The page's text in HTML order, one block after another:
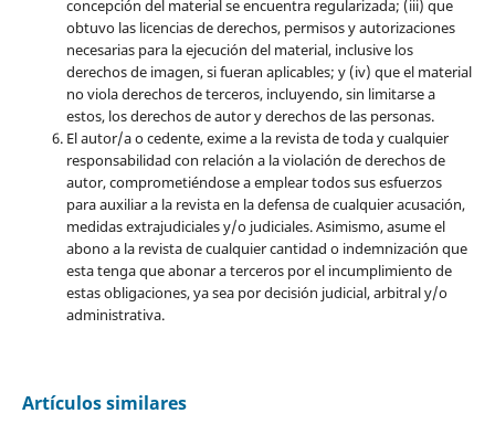
concepción del material se encuentra regularizada; (iii) que
obtuvo las licencias de derechos, permisos y autorizaciones
necesarias para la ejecución del material, inclusive los
derechos de imagen, si fueran aplicables; y (iv) que el material
no viola derechos de terceros, incluyendo, sin limitarse a
estos, los derechos de autor y derechos de las personas.
El autor/a o cedente, exime a la revista de toda y cualquier
responsabilidad con relación a la violación de derechos de
autor, comprometiéndose a emplear todos sus esfuerzos
para auxiliar a la revista en la defensa de cualquier acusación,
medidas extrajudiciales y/o judiciales. Asimismo, asume el
abono a la revista de cualquier cantidad o indemnización que
esta tenga que abonar a terceros por el incumplimiento de
estas obligaciones, ya sea por decisión judicial, arbitral y/o
administrativa.
Artículos similares